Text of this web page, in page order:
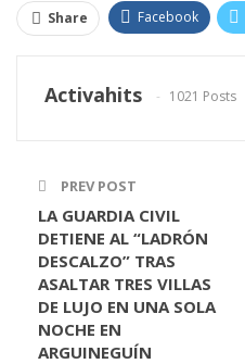
Share Facebook
Email
Activahits 1021 Posts
PREV POST
LA GUARDIA CIVIL
DETIENE AL “LADRÓN
DESCALZO” TRAS
ASALTAR TRES VILLAS
DE LUJO EN UNA SOLA
NOCHE EN
ARGUINEGUÍN